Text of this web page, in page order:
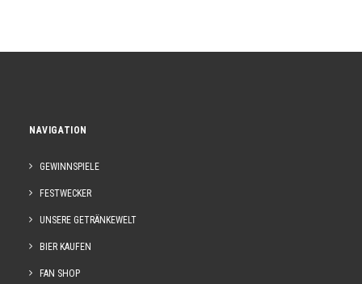
NAVIGATION
GEWINNSPIELE
FESTWECKER
UNSERE GETRÄNKEWELT
BIER KAUFEN
FAN SHOP